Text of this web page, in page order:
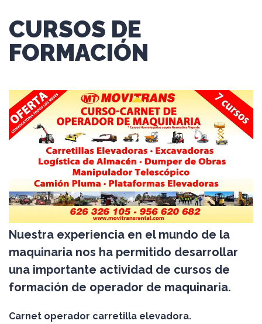
CURSOS DE
FORMACIÓN
Nuestra experiencia en el mundo de la
maquinaria nos ha permitido desarrollar
una importante actividad de cursos de
formación de operador de maquinaria.
Carnet operador carretilla elevadora.